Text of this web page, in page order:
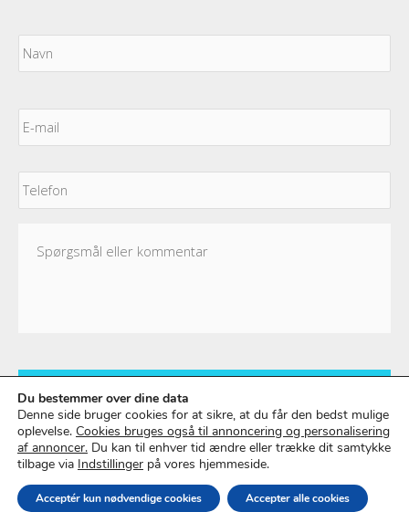
E-
mail *
Telefon
eller
kommentar
Copyright © 2026 |Storm Stensgaard|
Powered byAthenas
Du bestemmer over dine data
Denne side bruger cookies for at sikre, at du får den bedst mulige
oplevelse. Cookies bruges også til annoncering og personalisering
af annoncer. Du kan til enhver tid ændre eller trække dit samtykke
tilbage via Indstillinger på vores hjemmeside.
Accepter alle cookies
Acceptér kun nødvendige cookies